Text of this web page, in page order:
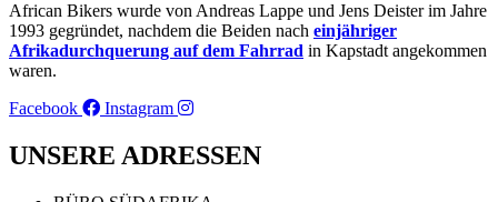
African Bikers wurde von Andreas Lappe und Jens Deister im Jahre
1993 gegründet, nachdem die Beiden nach einjähriger
Afrikadurchquerung auf dem Fahrrad in Kapstadt angekommen
waren.
Facebook
Instagram
UNSERE ADRESSEN